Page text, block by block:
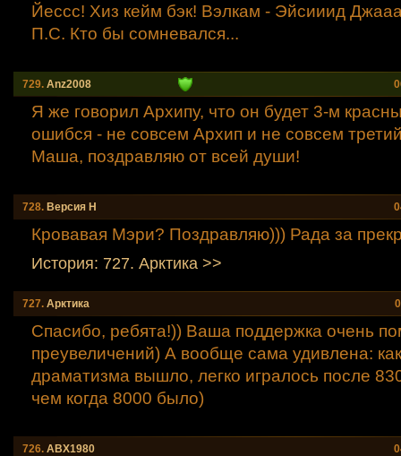
Йессс! Хиз кейм бэк! Вэлкам - Эйсииид
П.С. Кто бы сомневался...
729. Anz2008
Я же говорил Архипу, что он будет 3-м
ошибся - не совсем Архип и не совсем
Маша, поздравляю от всей души!
728. Версия Н
Кровавая Мэри? Поздравляю))) Рада за
История: 727. Аpктика >>
727. Аpктика
Спасибо, ребята!)) Ваша поддержка очень
преувеличений) А вообще сама удивлена:
драматизма вышло, легко игралось после
чем когда 8000 было)
726. АВХ1980